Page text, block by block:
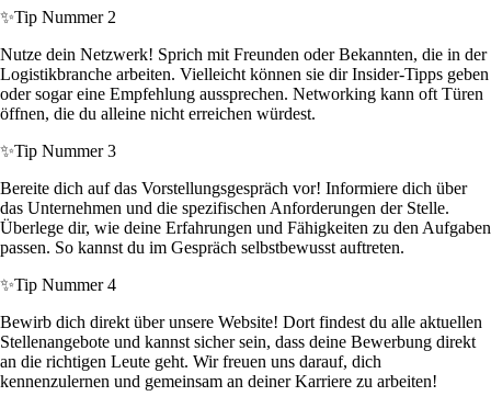
✨Tip Nummer 2
Nutze dein Netzwerk! Sprich mit Freunden oder Bekannten, die in der
Logistikbranche arbeiten. Vielleicht können sie dir Insider-Tipps geben
oder sogar eine Empfehlung aussprechen. Networking kann oft Türen
öffnen, die du alleine nicht erreichen würdest.
✨Tip Nummer 3
Bereite dich auf das Vorstellungsgespräch vor! Informiere dich über
das Unternehmen und die spezifischen Anforderungen der Stelle.
Überlege dir, wie deine Erfahrungen und Fähigkeiten zu den Aufgaben
passen. So kannst du im Gespräch selbstbewusst auftreten.
✨Tip Nummer 4
Bewirb dich direkt über unsere Website! Dort findest du alle aktuellen
Stellenangebote und kannst sicher sein, dass deine Bewerbung direkt
an die richtigen Leute geht. Wir freuen uns darauf, dich
kennenzulernen und gemeinsam an deiner Karriere zu arbeiten!